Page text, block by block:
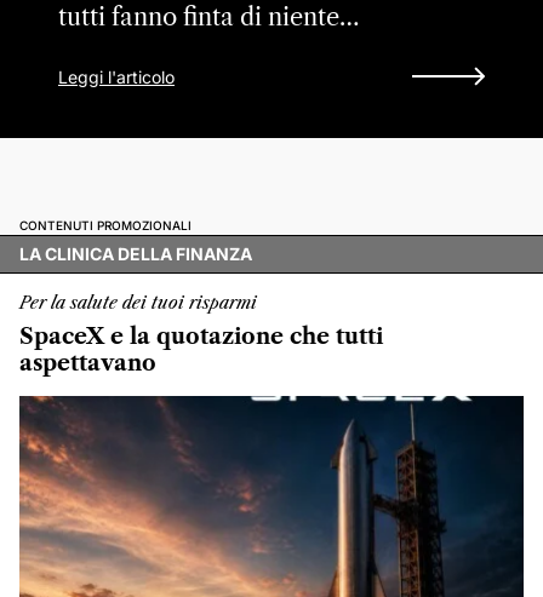
tutti fanno finta di niente…
Leggi l'articolo
CONTENUTI PROMOZIONALI
LA CLINICA DELLA FINANZA
Per la salute dei tuoi risparmi
SpaceX e la quotazione che tutti
aspettavano